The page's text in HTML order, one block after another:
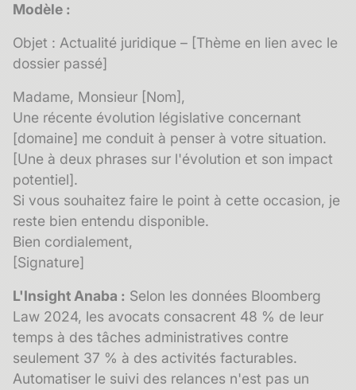
Modèle :
Objet : Actualité juridique – [Thème en lien avec le
dossier passé]
Madame, Monsieur [Nom],
Une récente évolution législative concernant
[domaine] me conduit à penser à votre situation.
[Une à deux phrases sur l'évolution et son impact
potentiel].
Si vous souhaitez faire le point à cette occasion, je
reste bien entendu disponible.
Bien cordialement,
[Signature]
L'Insight Anaba : Selon les données Bloomberg
Law 2024, les avocats consacrent 48 % de leur
temps à des tâches administratives contre
seulement 37 % à des activités facturables.
Automatiser le suivi des relances n'est pas un